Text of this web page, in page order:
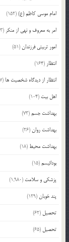
امام موسی کاظم (ع)(152)
امر به معروف و نهی از منکر (63)
امور تربیتی فرزندان(51)
انتظار (164)
انتظار از دیدگاه شخصیت ها (17)
اهل بیت (104)
بهداشت جسم(73)
بهداشت روان(26)
بهداشت محیط (18)
بودائیسم(15)
پزشکی و سلامت (1,980)
پند خوبان(129)
تحصیل (62)
تحصیل (65)